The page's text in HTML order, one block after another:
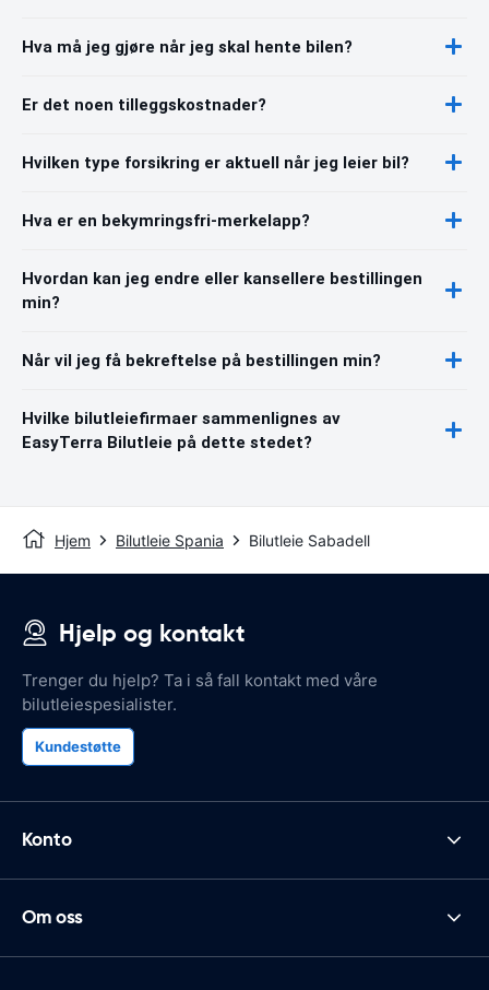
Hva må jeg gjøre når jeg skal hente bilen?
Er det noen tilleggskostnader?
Hvilken type forsikring er aktuell når jeg leier bil?
Hva er en bekymringsfri-merkelapp?
Hvordan kan jeg endre eller kansellere bestillingen
min?
Når vil jeg få bekreftelse på bestillingen min?
Hvilke bilutleiefirmaer sammenlignes av
EasyTerra Bilutleie på dette stedet?
Hjem Bilutleie Spania Bilutleie Sabadell
Hjelp og kontakt
Trenger du hjelp? Ta i så fall kontakt med våre
bilutleiespesialister.
Kundestøtte
Konto
Om oss